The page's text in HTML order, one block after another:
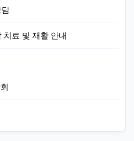
치료 및 재활 안내